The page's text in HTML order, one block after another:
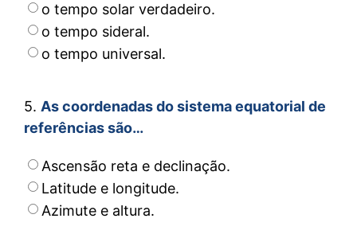
o tempo solar verdadeiro.
o tempo sideral.
o tempo universal.
5. As coordenadas do sistema equatorial de
referências são…
Ascensão reta e declinação.
Latitude e longitude.
Azimute e altura.